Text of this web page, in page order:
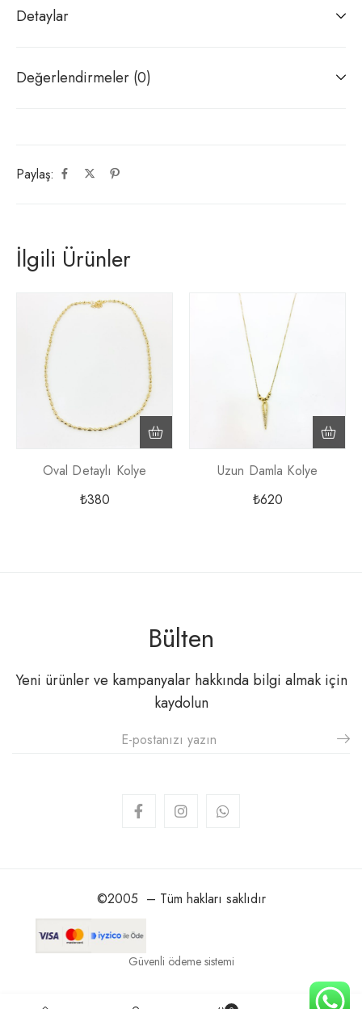
Paylaş:
Detaylar
Değerlendirmeler (0)
İlgili Ürünler
Oval Detaylı Kolye
₺380
Uzun Damla Kolye
₺620
Bülten
Yeni ürünler ve kampanyalar hakkında bilgi almak için
kaydolun
Güvenli ödeme sistemi
©2005 – Tüm hakları saklıdır